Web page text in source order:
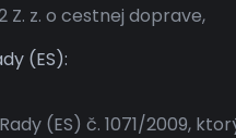
Z. z. o cestnej doprave,
(ES):
(ES) č. 1071/2009,